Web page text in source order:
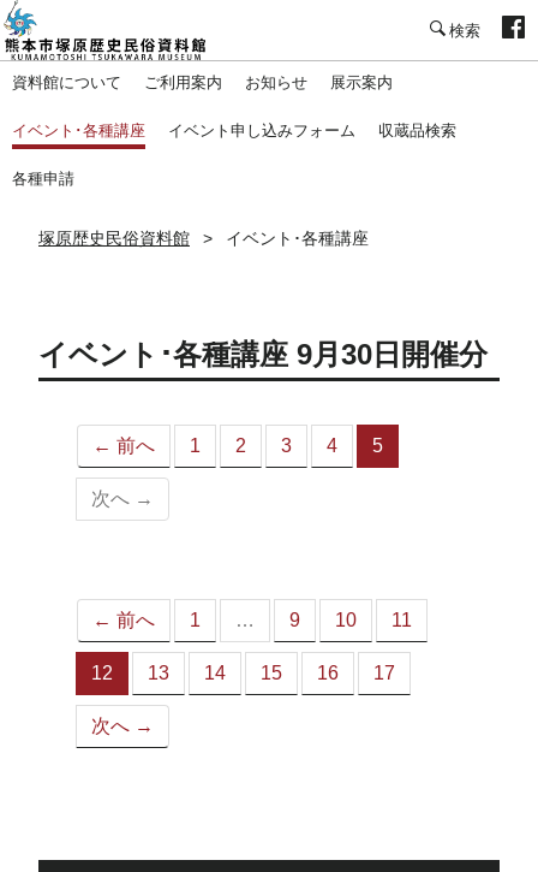
資料館について ご利用案内 お知らせ 展示案内
イベント･各種講座 イベント申し込みフォーム 収蔵品検索
各種申請
塚原歴史民俗資料館 イベント･各種講座
イベント･各種講座 9月30日開催分
← 前へ 1 2 3 4 5
次へ →
← 前へ 1 … 9 10 11
12
（こ
の
ペ
13 14 15 16 17
次へ →